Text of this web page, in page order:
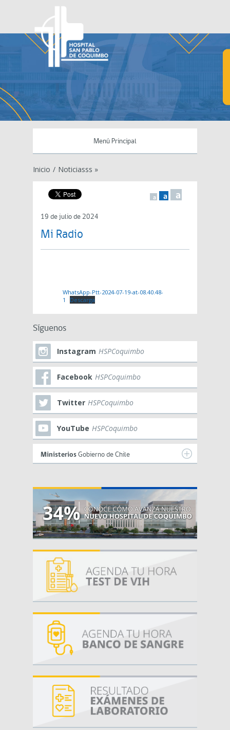
Menú Principal
Inicio / Noticiasss »
a a a
19 de julio de 2024
Mi Radio
WhatsApp-Ptt-2024-07-19-at-08.40.48-
1
Descarga
Síguenos
Instagram HSPCoquimbo
Facebook HSPCoquimbo
Twitter HSPCoquimbo
YouTube HSPCoquimbo
Ministerios Gobierno de Chile